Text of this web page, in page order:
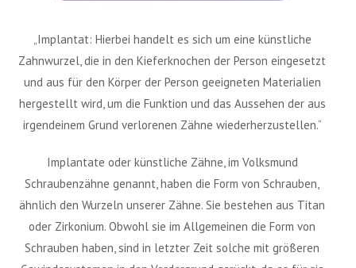
„Implantat: Hierbei handelt es sich um eine künstliche
Zahnwurzel, die in den Kieferknochen der Person eingesetzt
und aus für den Körper der Person geeigneten Materialien
hergestellt wird, um die Funktion und das Aussehen der aus
irgendeinem Grund verlorenen Zähne wiederherzustellen.“
Implantate oder künstliche Zähne, im Volksmund
Schraubenzähne genannt, haben die Form von Schrauben,
ähnlich den Wurzeln unserer Zähne. Sie bestehen aus Titan
oder Zirkonium. Obwohl sie im Allgemeinen die Form von
Schrauben haben, sind in letzter Zeit solche mit größeren